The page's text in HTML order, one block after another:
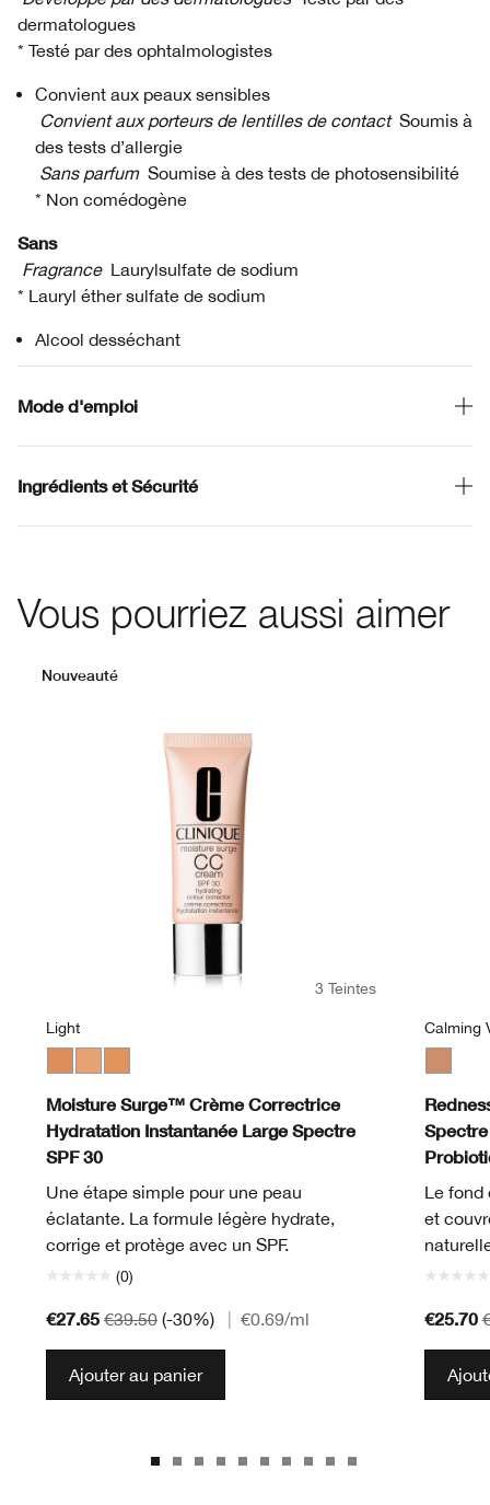
dermatologues
* Testé par des ophtalmologistes
Convient aux peaux sensibles
Convient aux porteurs de lentilles de contact Soumis à
des tests d’allergie
Sans parfum Soumise à des tests de photosensibilité
* Non comédogène
Sans
Fragrance Laurylsulfate de sodium
* Lauryl éther sulfate de sodium
Alcool desséchant
Mode d'emploi
Ingrédients et Sécurité
Vous pourriez aussi aimer
Nouveauté
3 Teintes
Light
Moisture Surge™ Crème Correctrice
Hydratation Instantanée Large Spectre
SPF 30
Une étape simple pour une peau
éclatante. La formule légère hydrate,
corrige et protège avec un SPF.
(0)
€27.65 €39.50 (-30%) €0.69/ml
Ajouter au panier
Calming
Spectre
Le fond
et
€25.70